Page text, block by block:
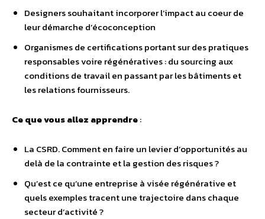
Designers souhaitant incorporer l’impact au coeur de
leur démarche d’écoconception
Organismes de certifications portant sur des pratiques
responsables voire régénératives : du sourcing aux
conditions de travail en passant par les bâtiments et
les relations fournisseurs.
Ce que vous allez apprendre:
La CSRD. Comment en faire un levier d’opportunités au
delà de la contrainte et la gestion des risques ?
Qu’est ce qu’une entreprise à visée régénérative et
quels exemples tracent une trajectoire dans chaque
secteur d’activité ?